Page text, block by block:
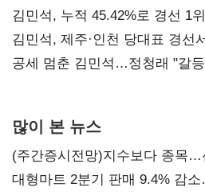
김민석, 누적 45.42%로 경선 1
0.86%p(2보)
김민석, 제주·인천 당대표 경선
공세 멈춘 김민석…정청래 "갈
많이 본 뉴스
(주간증시전망)지수보다 종목…
대형마트 2분기 판매 9.4% 감